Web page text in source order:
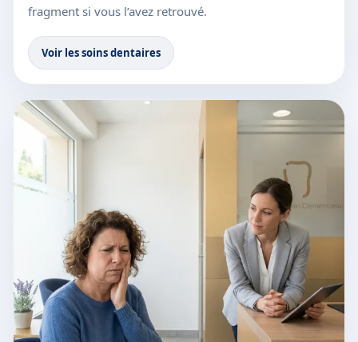
fragment si vous l’avez retrouvé.
Voir les soins dentaires